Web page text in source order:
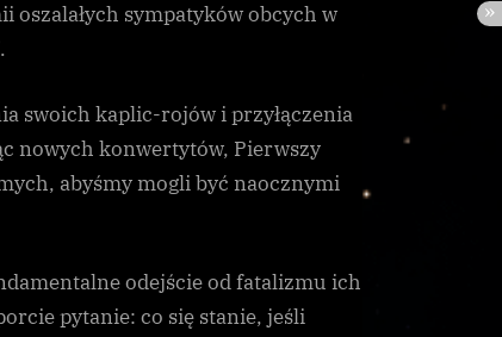
oszalałych sympatyków obcych w
swoich kaplic-rojów i przyłączenia
nowych konwertytów, Pierwszy
abyśmy mogli być naocznymi
odejście od fatalizmu ich
pytanie: co się stanie, jeśli